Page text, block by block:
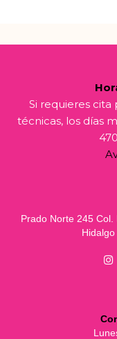
Si requieres cita
técnicas, los días
Prado Norte 245